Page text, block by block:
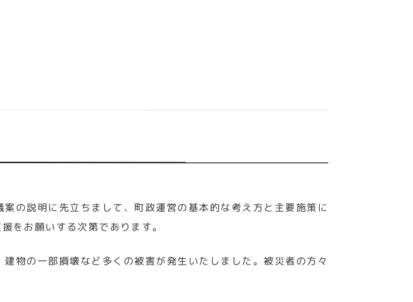
の説明に先立ちまして、町政運営の基本的な考え方と主要施策に
をお願いする次第であります。
物の一部損壊など多くの被害が発生いたしました。被災者の方々